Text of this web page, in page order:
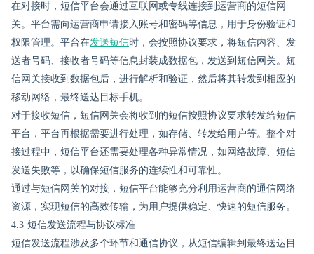
在对接时，短信平台会通过互联网或专线连接到运营商的短信网
关。平台需向运营商申请接入账号和密码等信息，用于身份验证和
权限管理。平台在发送短信时，会按照协议要求，将短信内容、发
送者号码、接收者号码等信息封装成数据包，发送到短信网关。短
信网关接收到数据包后，进行解析和验证，然后将其转发到相应的
移动网络，最终送达目标手机。
对于接收短信，短信网关会将收到的短信按照协议要求转发给短信
平台，平台再根据需要进行处理，如存储、转发给用户等。整个对
接过程中，短信平台还需要处理各种异常情况，如网络故障、短信
发送失败等，以确保短信服务的连续性和可靠性。
通过与短信网关的对接，短信平台能够充分利用运营商的通信网络
资源，实现短信的高效传输，为用户提供稳定、快速的短信服务。
4.3 短信发送流程与协议标准
短信发送流程涉及多个环节和通信协议，从短信编辑到最终送达目